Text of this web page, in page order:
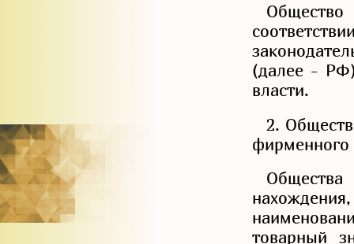
Общество
(далее - РФ)
власти.
2.
фирменного
товарный